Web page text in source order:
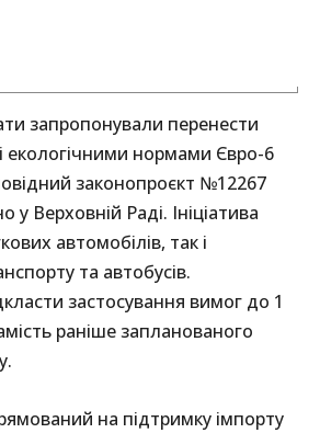
запропонували перенести
екологічними нормами Євро-6
законопроєкт №12267
у Верховній Раді. Ініціатива
автомобілів, так і
та автобусів.
застосування вимог до 1
раніше запланованого
на підтримку імпорту